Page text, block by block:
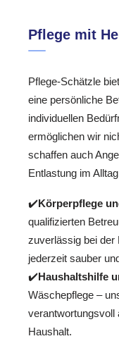
Pflege mit
Pflege-Schätzle
eine persönliche
individuellen
ermöglichen wir
schaffen auch
Entlastung im
✔️Körperpflege
qualifizierten
zuverlässig bei der
jederzeit sauber
✔️Haushaltshilfe
Wäschepflege –
verantwortungsvoll
Haushalt.